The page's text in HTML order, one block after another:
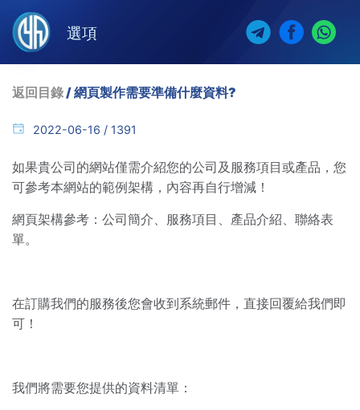
選項
返回目錄/ 網頁製作需要準備什麼資料?
2022-06-16 / 1391
如果貴公司的網站僅需介紹您的公司及服務項目或產品，您
可參考本網站的範例架構，內容再自行增減！
網頁架構參考：公司簡介、服務項目、產品介紹、聯絡表
單。
在訂購我們的服務後您會收到系統郵件，直接回覆給我們即
可！
我們將需要您提供的資料清單：